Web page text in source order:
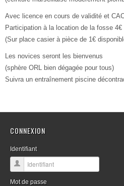
Avec licence en cours de validité et
Participation à la location de la fosse
(Sur place casier à pièce de 1€
Les novices seront les bienvenus
(sphère ORL bien dégagée pour tous)
Suivra un entraînement piscine
CONNEXION
Identifiant
Mot de passe